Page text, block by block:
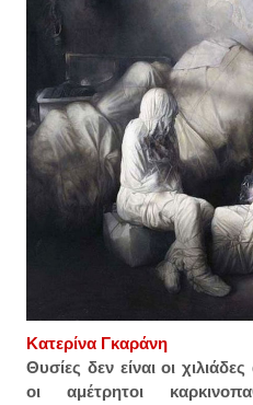
Κατερίνα Γκαράνη
Θυσίες δεν είναι οι
οι αμέτρητοι